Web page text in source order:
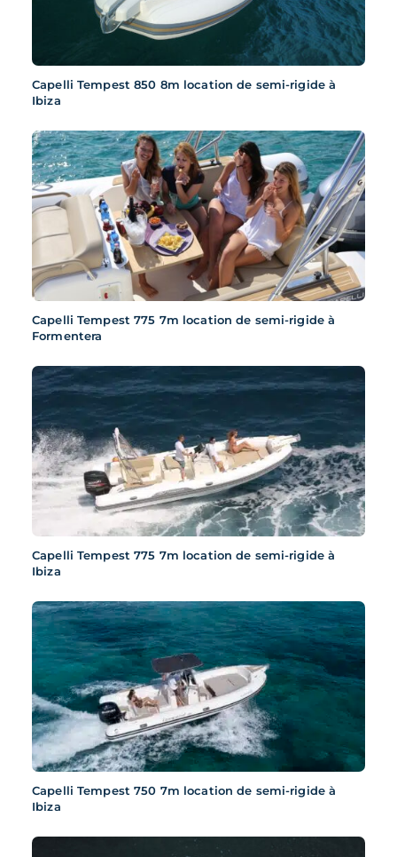
Capelli Tempest 850 8m location de semi-rigide à
Ibiza
Capelli Tempest 775 7m location de semi-rigide à
Formentera
Capelli Tempest 775 7m location de semi-rigide à
Ibiza
Capelli Tempest 750 7m location de semi-rigide à
Ibiza